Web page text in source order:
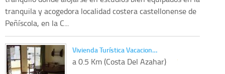
tranquila y acogedora localidad costera castellonense de
Peñíscola, en la C...
Vivienda Turística Vacacion…
a 0.5 Km (Costa Del Azahar)